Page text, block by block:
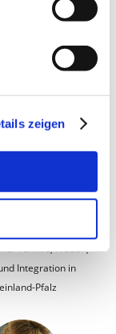
zeigen
Soziales, Arbeit,
Familie, Frauen,
Integration in
Pfalz